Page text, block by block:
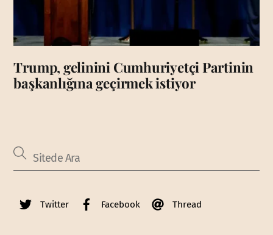
Trump, gelinini Cumhuriyetçi Partinin
başkanlığına geçirmek istiyor
Twitter Facebook Thread